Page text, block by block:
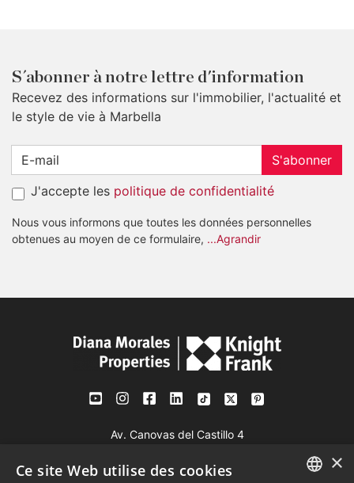
S´abonner à notre lettre d'information
Recevez des informations sur l'immobilier, l'actualité et
le style de vie à Marbella
S'abonner
J'accepte les politique de confidentialité
Nous vous informons que toutes les données personnelles
obtenues au moyen de ce formulaire, ...Agrandir
Av. Canovas del Castillo 4
29601 Marbella
×
Ce site Web utilise des cookies